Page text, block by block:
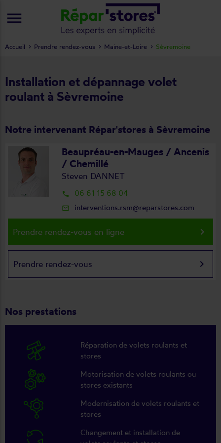
Installation et dépannage volet
roulant à Sèvremoine
Notre intervenant Répar'stores à Sèvremoine
Beaupréau-en-Mauges / Ancenis
/ Chemillé
Steven DANNET
local_phone 06 61 15 68 04
mail_outline interventions.rsm@reparstores.com
Prendre rendez-vous en ligne keyboard_arrow_right
Prendre rendez-vous keyboard_arrow_right
Nos prestations
Réparation de volets roulants et
stores
Motorisation de volets roulants ou
stores existants
Modernisation de volets roulants et
stores
Changement et installation de
Accueil Prendre rendez-vous Maine-et-Loire Sèvremoine
menu